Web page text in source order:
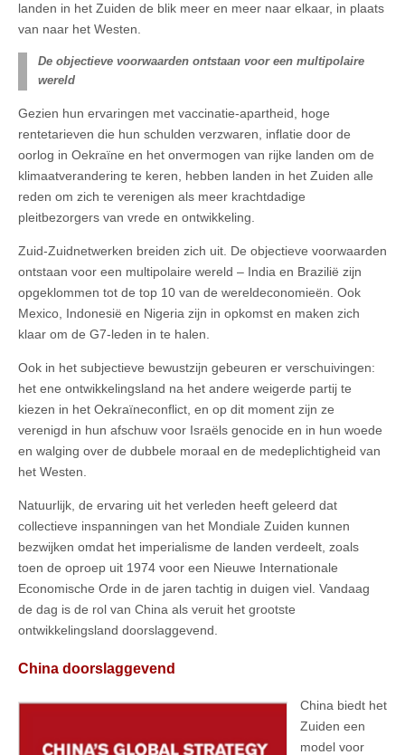
landen in het Zuiden de blik meer en meer naar elkaar, in plaats
van naar het Westen.
De objectieve voorwaarden ontstaan voor een multipolaire
wereld
Gezien hun ervaringen met vaccinatie-apartheid, hoge
rentetarieven die hun schulden verzwaren, inflatie door de
oorlog in Oekraïne en het onvermogen van rijke landen om de
klimaatverandering te keren, hebben landen in het Zuiden alle
reden om zich te verenigen als meer krachtdadige
pleitbezorgers van vrede en ontwikkeling.
Zuid-Zuidnetwerken breiden zich uit. De objectieve voorwaarden
ontstaan voor een multipolaire wereld – India en Brazilië zijn
opgeklommen tot de top 10 van de wereldeconomieën. Ook
Mexico, Indonesië en Nigeria zijn in opkomst en maken zich
klaar om de G7-leden in te halen.
Ook in het subjectieve bewustzijn gebeuren er verschuivingen:
het ene ontwikkelingsland na het andere weigerde partij te
kiezen in het Oekraïneconflict, en op dit moment zijn ze
verenigd in hun afschuw voor Israëls genocide en in hun woede
en walging over de dubbele moraal en de medeplichtigheid van
het Westen.
Natuurlijk, de ervaring uit het verleden heeft geleerd dat
collectieve inspanningen van het Mondiale Zuiden kunnen
bezwijken omdat het imperialisme de landen verdeelt, zoals
toen de oproep uit 1974 voor een Nieuwe Internationale
Economische Orde in de jaren tachtig in duigen viel. Vandaag
de dag is de rol van China als veruit het grootste
ontwikkelingsland doorslaggevend.
China doorslaggevend
China biedt het
Zuiden een
model voor